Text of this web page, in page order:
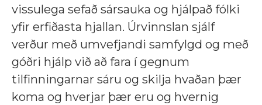
vissulega sefað sársauka og hjálpað fólki
yfir erfiðasta hjallan. Úrvinnslan sjálf
verður með umvefjandi samfylgd og með
góðri hjálp við að fara í gegnum
tilfinningarnar sáru og skilja hvaðan þær
koma og hverjar þær eru og hvernig